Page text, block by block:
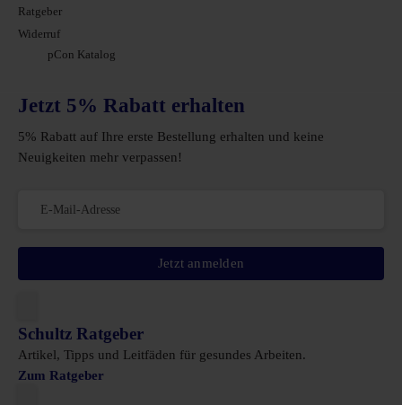
Ratgeber
Widerruf
pCon Katalog
Jetzt 5% Rabatt erhalten
5% Rabatt auf Ihre erste Bestellung erhalten und keine
Neuigkeiten mehr verpassen!
Jetzt anmelden
Schultz Ratgeber
Artikel, Tipps und Leitfäden für gesundes Arbeiten.
Zum Ratgeber